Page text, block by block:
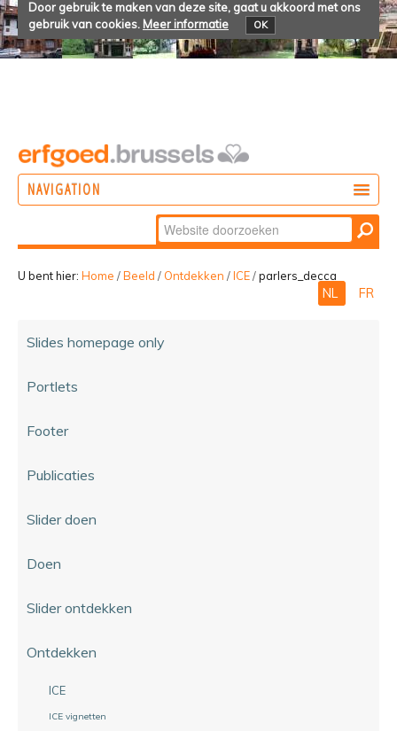
Door gebruik te maken van deze site, gaat u akkoord met ons
gebruik van cookies. Meer informatie OK
NAVIGATION
Zoek
Geavanceerd
zoeken...
U bent hier: Home /Beeld / Ontdekken /ICE/parlers_decca
NL FR
Slides homepage only
Portlets
Footer
Publicaties
Slider doen
Doen
Slider ontdekken
Ontdekken
ICE
ICE vignetten